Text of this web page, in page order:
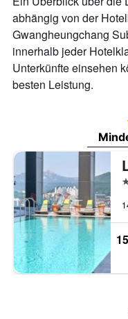
abhängig von der
Gwangheungchang
innerhalb jeder
Unterkünfte einsehen
besten Leistung.